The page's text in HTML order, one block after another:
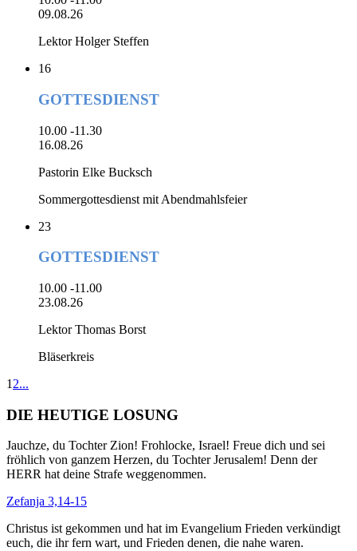
09.08.26
Lektor Holger Steffen
16
GOTTESDIENST
10.00 -11.30
16.08.26
Pastorin Elke Bucksch
Sommergottesdienst mit Abendmahlsfeier
23
GOTTESDIENST
10.00 -11.00
23.08.26
Lektor Thomas Borst
Bläserkreis
1 2...
DIE HEUTIGE LOSUNG
Jauchze, du Tochter Zion! Frohlocke, Israel! Freue dich und sei
fröhlich von ganzem Herzen, du Tochter Jerusalem! Denn der
HERR hat deine Strafe weggenommen.
Zefanja 3,14-15
Christus ist gekommen und hat im Evangelium Frieden verkündigt
euch, die ihr fern wart, und Frieden denen, die nahe waren.